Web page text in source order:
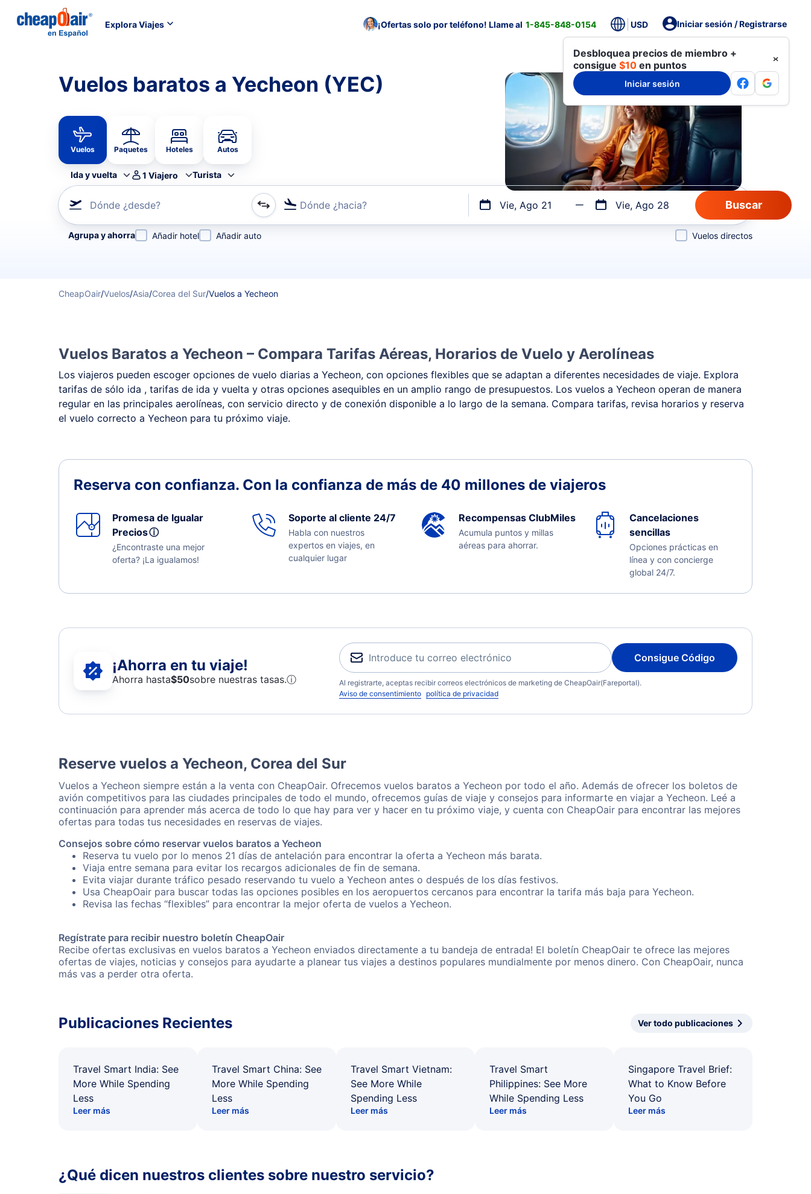
Explora Viajes ¡Ofertas solo por teléfono! Llame al 1-845-848-0154 USD Iniciar sesión / Registrarse
Desbloquea precios de miembro +
consigue $10 en puntos
Iniciar sesión
Vuelos baratos a Yecheon (YEC)
Vuelos Paquetes Hoteles Autos
Ida y vuelta 1 Viajero Turista
Dónde ¿desde? Dónde ¿hacia? Vie, Ago 21 Vie, Ago 28
Refina tu búsqueda por aerolínea, por ciudad o aeropuerto o por vuelos directos
Agrupa y ahorra Añadir hotel Añadir auto Vuelos directos
CheapOair/Vuelos/Asia/Corea del Sur/Vuelos a Yecheon
Vuelos Baratos a Yecheon – Compara Tarifas Aéreas, Horarios de Vuelo y Aerolíneas
Los viajeros pueden escoger opciones de vuelo diarias a Yecheon, con opciones flexibles que se adaptan a diferentes necesidades de viaje. Explora
tarifas de sólo ida , tarifas de ida y vuelta y otras opciones asequibles en un amplio rango de presupuestos. Los vuelos a Yecheon operan de manera
regular en las principales aerolíneas, con servicio directo y de conexión disponible a lo largo de la semana. Compara tarifas, revisa horarios y reserva
el vuelo correcto a Yecheon para tu próximo viaje.
Reserva con confianza. Con la confianza de más de 40 millones de viajeros
Promesa de Igualar
Preciosⓘ
¿Encontraste una mejor
oferta? ¡La igualamos!
Soporte al cliente 24/7
Habla con nuestros
expertos en viajes, en
cualquier lugar
Recompensas ClubMiles
Acumula puntos y millas
aéreas para ahorrar.
Cancelaciones
sencillas
Opciones prácticas en
línea y con concierge
global 24/7.
¡Ahorra en tu viaje!
Ahorra hasta$50sobre nuestras tasas.ⓘ
Consigue Código
Al registrarte, aceptas recibir correos electrónicos de marketing de CheapOair(Fareportal).
Aviso de consentimiento política de privacidad
Reserve vuelos a Yecheon, Corea del Sur
Vuelos a Yecheon siempre están a la venta con CheapOair. Ofrecemos vuelos baratos a Yecheon por todo el año. Además de ofrecer los boletos de
avión competitivos para las ciudades principales de todo el mundo, ofrecemos guías de viaje y consejos para informarte en viajar a Yecheon. Leé a
continuación para aprender más acerca de todo lo que hay para ver y hacer en tu próximo viaje, y cuenta con CheapOair para encontrar las mejores
ofertas para todas tus necesidades en reservas de viajes.
Consejos sobre cómo reservar vuelos baratos a Yecheon
Reserva tu vuelo por lo menos 21 días de antelación para encontrar la oferta a Yecheon más barata.
Viaja entre semana para evitar los recargos adicionales de fin de semana.
Evita viajar durante tráfico pesado reservando tu vuelo a Yecheon antes o después de los días festivos.
Usa CheapOair para buscar todas las opciones posibles en los aeropuertos cercanos para encontrar la tarifa más baja para Yecheon.
Revisa las fechas “flexibles” para encontrar la mejor oferta de vuelos a Yecheon.
Regístrate para recibir nuestro boletín CheapOair
Recibe ofertas exclusivas en vuelos baratos a Yecheon enviados directamente a tu bandeja de entrada! El boletín CheapOair te ofrece las mejores
ofertas de viajes, noticias y consejos para ayudarte a planear tus viajes a destinos populares mundialmente por menos dinero. Con CheapOair, nunca
más vas a perder otra oferta.
Publicaciones Recientes Ver todo publicaciones
Travel Smart India: See
More While Spending
Less
Leer más
Travel Smart China: See
More While Spending
Less
Leer más
Travel Smart Vietnam:
See More While
Spending Less
Leer más
Travel Smart
Philippines: See More
While Spending Less
Leer más
Singapore Travel Brief:
What to Know Before
You Go
Leer más
¿Qué dicen nuestros clientes sobre nuestro servicio?